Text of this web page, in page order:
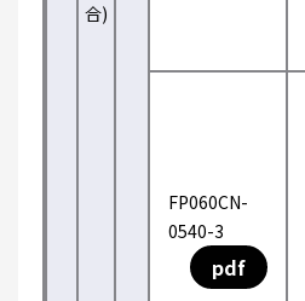
合)
FP060CN-
0540-3
pdf